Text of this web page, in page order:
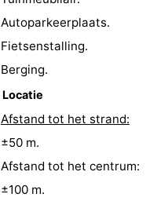
Autoparkeerplaats.
Fietsenstalling.
Berging.
Locatie
Afstand tot het strand:
±50 m.
Afstand tot het centrum:
±100 m.